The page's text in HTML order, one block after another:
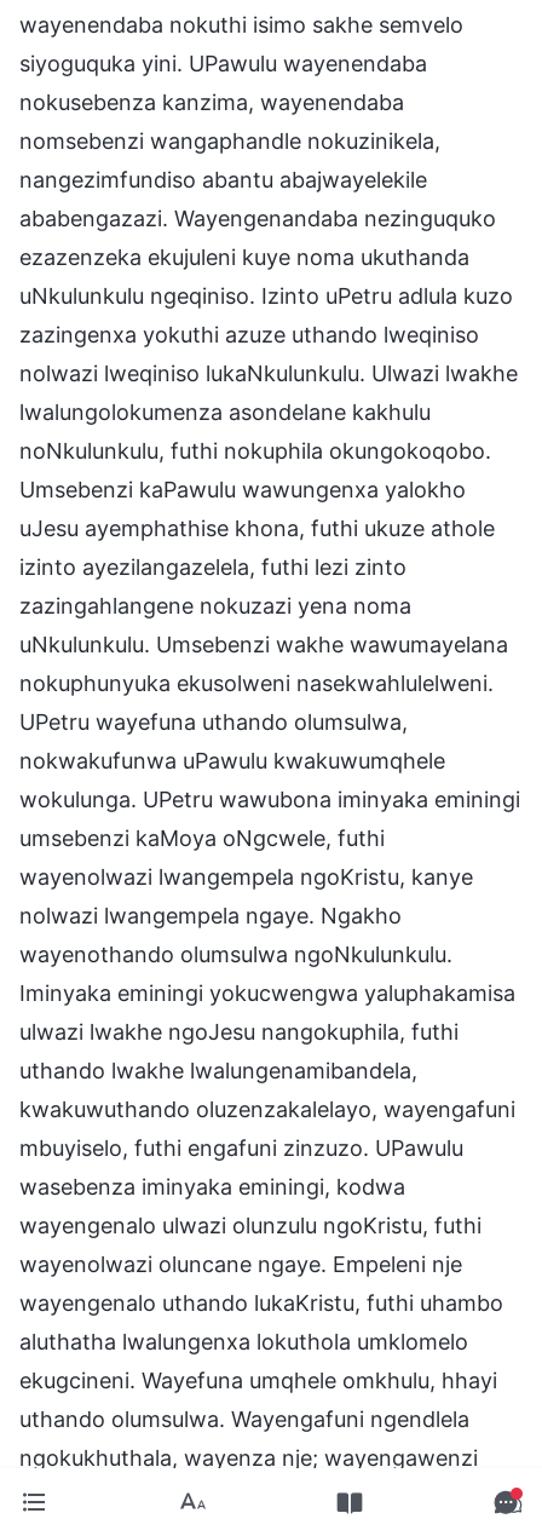
wayenendaba nokuthi isimo sakhe semvelo
siyoguquka yini. UPawulu wayenendaba
nokusebenza kanzima, wayenendaba
nomsebenzi wangaphandle nokuzinikela,
nangezimfundiso abantu abajwayelekile
ababengazazi. Wayengenandaba nezinguquko
ezazenzeka ekujuleni kuye noma ukuthanda
uNkulunkulu ngeqiniso. Izinto uPetru adlula kuzo
zazingenxa yokuthi azuze uthando lweqiniso
nolwazi lweqiniso lukaNkulunkulu. Ulwazi lwakhe
lwalungolokumenza asondelane kakhulu
noNkulunkulu, futhi nokuphila okungokoqobo.
Umsebenzi kaPawulu wawungenxa yalokho
uJesu ayemphathise khona, futhi ukuze athole
izinto ayezilangazelela, futhi lezi zinto
zazingahlangene nokuzazi yena noma
uNkulunkulu. Umsebenzi wakhe wawumayelana
nokuphunyuka ekusolweni nasekwahlulelweni.
UPetru wayefuna uthando olumsulwa,
nokwakufunwa uPawulu kwakuwumqhele
wokulunga. UPetru wawubona iminyaka eminingi
umsebenzi kaMoya oNgcwele, futhi
wayenolwazi lwangempela ngoKristu, kanye
nolwazi lwangempela ngaye. Ngakho
wayenothando olumsulwa ngoNkulunkulu.
Iminyaka eminingi yokucwengwa yaluphakamisa
ulwazi lwakhe ngoJesu nangokuphila, futhi
uthando lwakhe lwalungenamibandela,
kwakuwuthando oluzenzakalelayo, wayengafuni
mbuyiselo, futhi engafuni zinzuzo. UPawulu
wasebenza iminyaka eminingi, kodwa
wayengenalo ulwazi olunzulu ngoKristu, futhi
wayenolwazi oluncane ngaye. Empeleni nje
wayengenalo uthando lukaKristu, futhi uhambo
aluthatha lwalungenxa lokuthola umklomelo
ekugcineni. Wayefuna umqhele omkhulu, hhayi
uthando olumsulwa. Wayengafuni ngendlela
ngokukhuthala, wayenza nje; wayengawenzi
umsebenzi wakhe, kodwa waqhubeka nezinto